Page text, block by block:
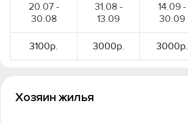
20.07 -
30.08
31.08 -
13.09
14.09 -
30.09
3100р. 3000р. 3000р.
Хозяин жилья